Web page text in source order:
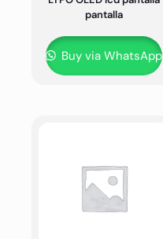
pantalla
Buy via WhatsApp